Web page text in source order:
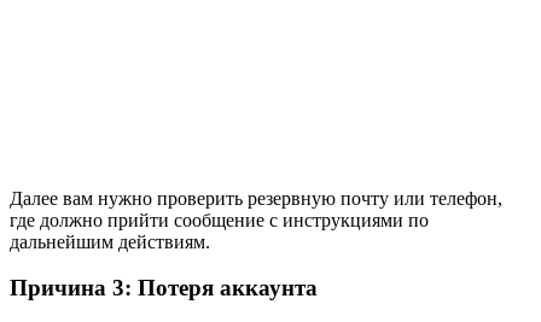
Далее вам нужно проверить резервную почту или телефон,
где должно прийти сообщение с инструкциями по
дальнейшим действиям.
Причина 3: Потеря аккаунта